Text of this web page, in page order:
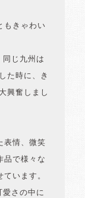
もきゃわい
じ九州は
た時に、き
興奮しまし
表情、微笑
品で様々な
います。
さの中に